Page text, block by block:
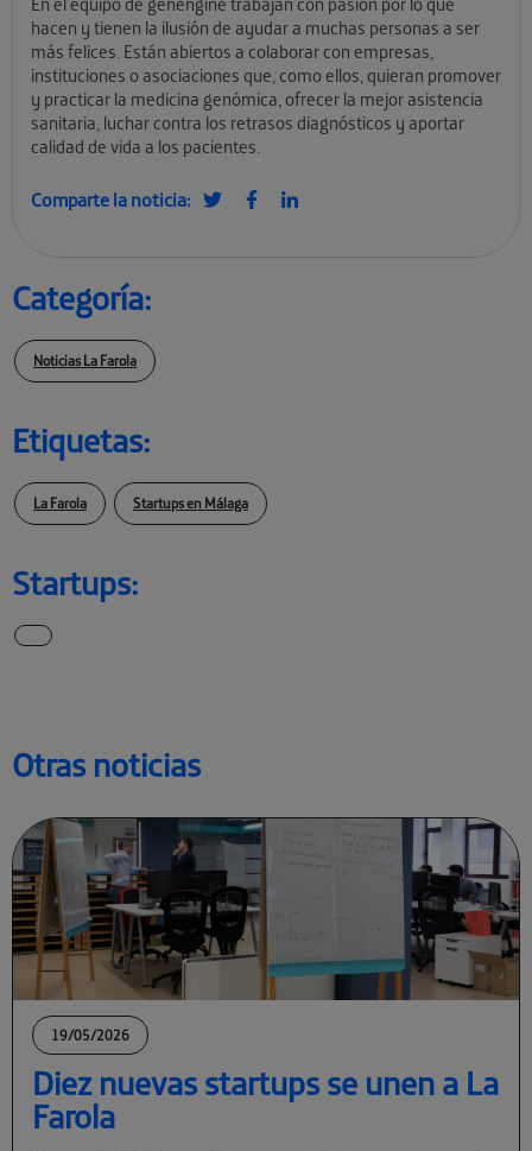
Otras noticias
19/05/2026
Diez nuevas startups se unen a La
Farola
hacen y tienen la ilusión de ayudar a muchas personas a ser
más felices. Están abiertos a colaborar con empresas,
instituciones o asociaciones que, como ellos, quieran promover
y practicar la medicina genómica, ofrecer la mejor asistencia
sanitaria, luchar contra los retrasos diagnósticos y aportar
calidad de vida a los pacientes.
Comparte la noticia:
Categoría:
Noticias La Farola
Etiquetas:
La Farola Startups en Málaga
Startups: